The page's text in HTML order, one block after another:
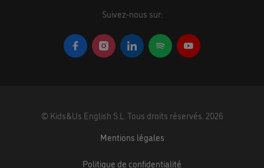
Suivez-nous sur:
© Kids&Us English S.L. Tous droits réservés. 2026
Mentions légales
Politique de confidentialité